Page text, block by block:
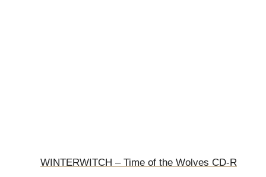
WINTERWITCH – Time of the Wolves CD-R